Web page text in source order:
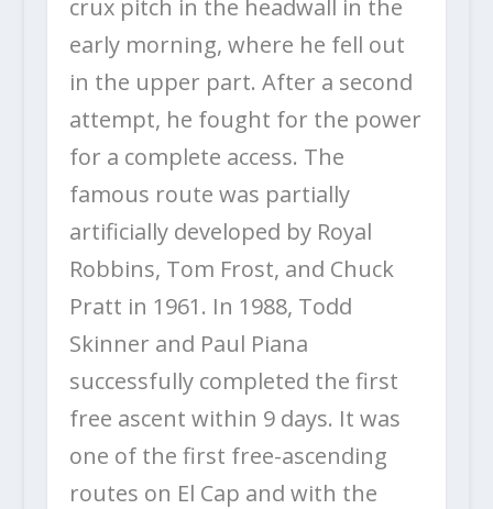
crux pitch in the headwall in the
early morning, where he fell out
in the upper part. After a second
attempt, he fought for the power
for a complete access. The
famous route was partially
artificially developed by Royal
Robbins, Tom Frost, and Chuck
Pratt in 1961. In 1988, Todd
Skinner and Paul Piana
successfully completed the first
free ascent within 9 days. It was
one of the first free-ascending
routes on El Cap and with the